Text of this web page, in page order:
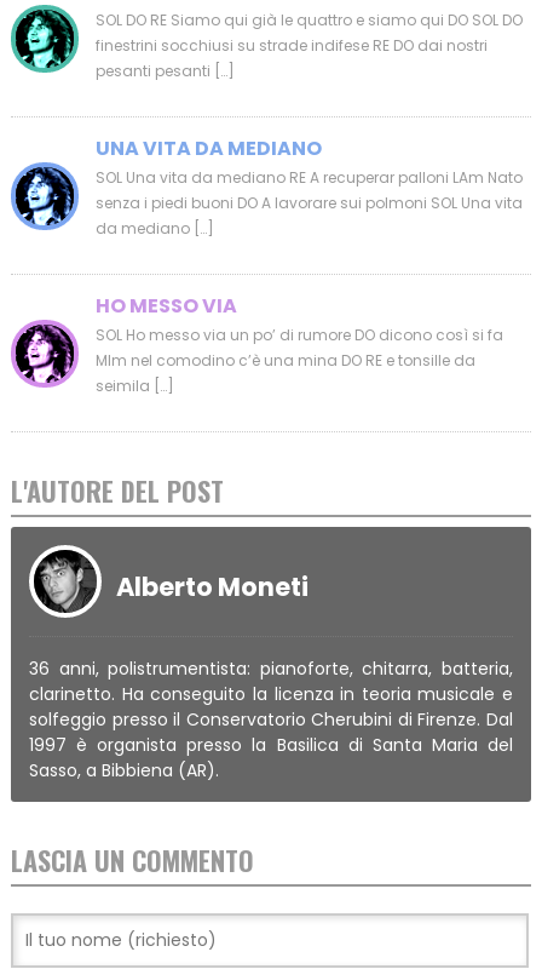
SOL DO RE Siamo qui già le quattro e siamo qui DO SOL DO
finestrini socchiusi su strade indifese RE DO dai nostri
pesanti pesanti […]
UNA VITA DA MEDIANO
SOL Una vita da mediano RE A recuperar palloni LAm Nato
senza i piedi buoni DO A lavorare sui polmoni SOL Una vita
da mediano […]
HO MESSO VIA
SOL Ho messo via un po’ di rumore DO dicono così si fa
MIm nel comodino c’è una mina DO RE e tonsille da
seimila […]
L'AUTORE DEL POST
Alberto Moneti
36 anni, polistrumentista: pianoforte, chitarra, batteria,
clarinetto. Ha conseguito la licenza in teoria musicale e
solfeggio presso il Conservatorio Cherubini di Firenze. Dal
1997 è organista presso la Basilica di Santa Maria del
Sasso, a Bibbiena (AR).
LASCIA UN COMMENTO